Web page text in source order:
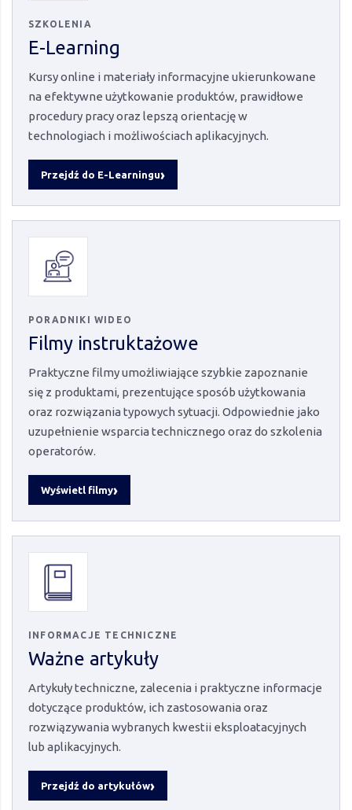
SZKOLENIA
E-Learning
Kursy online i materiały informacyjne ukierunkowane
na efektywne użytkowanie produktów, prawidłowe
procedury pracy oraz lepszą orientację w
technologiach i możliwościach aplikacyjnych.
Przejdź do E-Learningu
PORADNIKI WIDEO
Filmy instruktażowe
Praktyczne filmy umożliwiające szybkie zapoznanie
się z produktami, prezentujące sposób użytkowania
oraz rozwiązania typowych sytuacji. Odpowiednie jako
uzupełnienie wsparcia technicznego oraz do szkolenia
operatorów.
Wyświetl filmy
INFORMACJE TECHNICZNE
Ważne artykuły
Artykuły techniczne, zalecenia i praktyczne informacje
dotyczące produktów, ich zastosowania oraz
rozwiązywania wybranych kwestii eksploatacyjnych
lub aplikacyjnych.
Przejdź do artykułów